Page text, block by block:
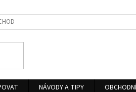
NÁVODY A TIPY